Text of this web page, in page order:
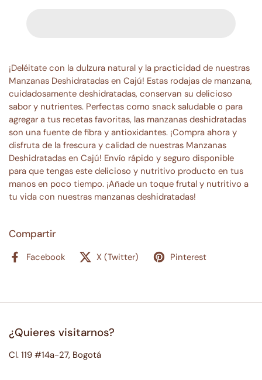
¡Deléitate con la dulzura natural y la practicidad de nuestras
Manzanas Deshidratadas en Cajú! Estas rodajas de manzana,
cuidadosamente deshidratadas, conservan su delicioso
sabor y nutrientes. Perfectas como snack saludable o para
agregar a tus recetas favoritas, las manzanas deshidratadas
son una fuente de fibra y antioxidantes. ¡Compra ahora y
disfruta de la frescura y calidad de nuestras Manzanas
Deshidratadas en Cajú! Envío rápido y seguro disponible
para que tengas este delicioso y nutritivo producto en tus
manos en poco tiempo. ¡Añade un toque frutal y nutritivo a
tu vida con nuestras manzanas deshidratadas!
Compartir
Facebook X (Twitter) Pinterest
¿Quieres visitarnos?
Cl. 119 #14a-27, Bogotá